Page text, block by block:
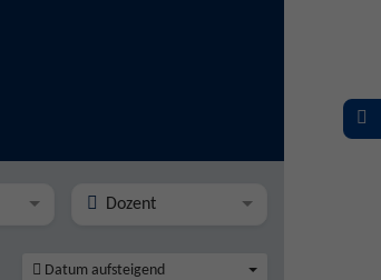
Dozent
Datum aufsteigend